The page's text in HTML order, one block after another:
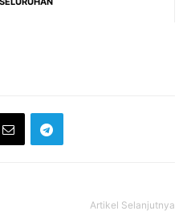
Artikel Selanjutnya